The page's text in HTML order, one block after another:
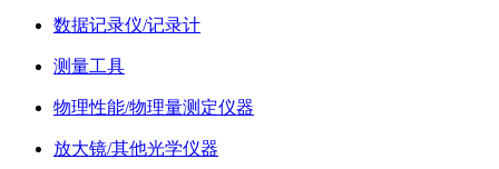
数据记录仪/记录计
测量工具
物理性能/物理量测定仪器
放大镜/其他光学仪器